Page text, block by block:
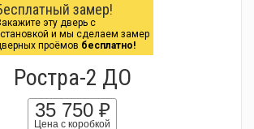
замер!
эту дверь с
и мы сделаем замер
проёмов бесплатно!
Ростра-2 ДО
35 750 ₽
Цена с коробкой